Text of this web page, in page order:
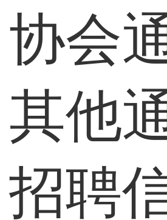
协会
其他
招聘